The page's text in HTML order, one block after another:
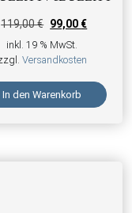
€ €.
119,00€ Ursprünglicher
99,00 €Aktueller
inkl. 19 % MwSt.
Versandkosten
In den Warenkorb